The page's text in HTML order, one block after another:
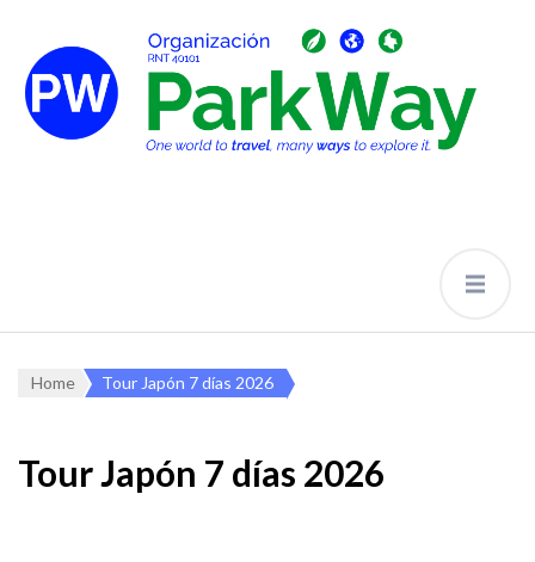
Home Tour Japón 7 días 2026
Tour Japón 7 días 2026